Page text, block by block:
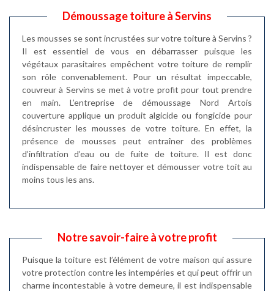
Démoussage toiture à Servins
Les mousses se sont incrustées sur votre toiture à Servins ?
Il est essentiel de vous en débarrasser puisque les
végétaux parasitaires empêchent votre toiture de remplir
son rôle convenablement. Pour un résultat impeccable,
couvreur à Servins se met à votre profit pour tout prendre
en main. L’entreprise de démoussage Nord Artois
couverture applique un produit algicide ou fongicide pour
désincruster les mousses de votre toiture. En effet, la
présence de mousses peut entraîner des problèmes
d’infiltration d’eau ou de fuite de toiture. Il est donc
indispensable de faire nettoyer et démousser votre toit au
moins tous les ans.
Notre savoir-faire à votre profit
Puisque la toiture est l’élément de votre maison qui assure
votre protection contre les intempéries et qui peut offrir un
charme incontestable à votre demeure, il est indispensable